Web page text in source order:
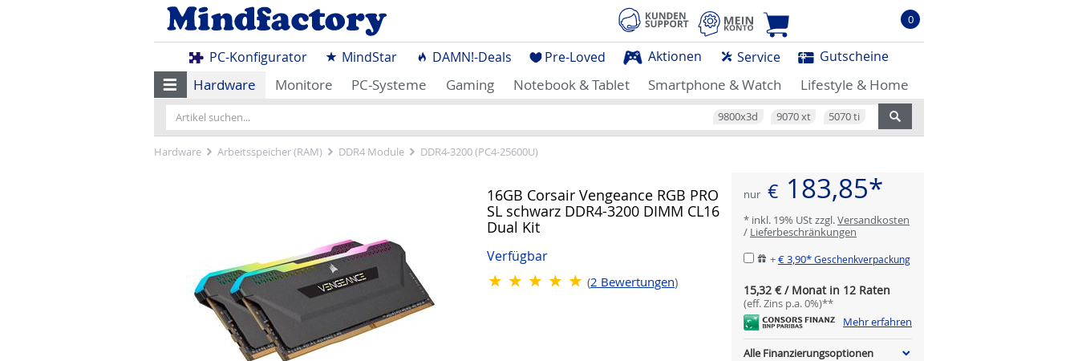
0
PC-Konfigurator MindStar DAMN!-Deals Pre-Loved Aktionen Service Gutscheine
Hardware Monitore PC-Systeme Gaming Notebook & Tablet Smartphone & Watch Lifestyle & Home
9800x3d 9070 xt 5070 ti
Hardware Arbeitsspeicher (RAM) DDR4 Module DDR4-3200 (PC4-25600U)
16GB Corsair Vengeance RGB PRO
SL schwarz DDR4-3200 DIMM CL16
Dual Kit
Verfügbar
(2 Bewertungen)
nur € 183,85*
* inkl. 19% USt zzgl.Versandkosten
/ Lieferbeschränkungen
+€ 3,90* Geschenkverpackung
15,32 € / Monat in 12 Raten
(eff. Zins p.a. 0%)**
Mehr erfahren
Alle Finanzierungsoptionen